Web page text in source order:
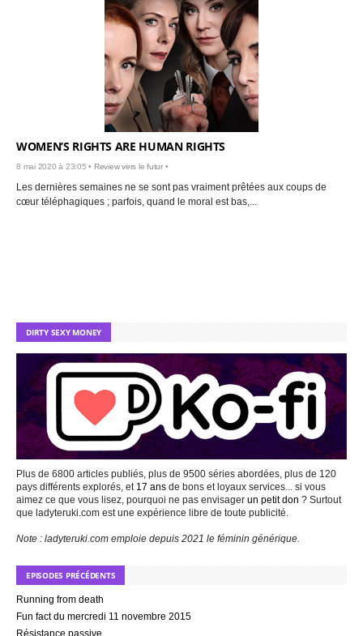
WOMEN’S RIGHTS ARE HUMAN RIGHTS
8 mai 2020 à 23:05 • Review vers le futur•
Les dernières semaines ne se sont pas vraiment prêtées aux coups de
cœur téléphagiques ; parfois, quand le moral est bas,...
DIRTY SEXY MONEY
Plus de 6800 articles publiés, plus de 9500 séries abordées, plus de 120
pays différents explorés, et 17 ans de bons et loyaux services... si vous
aimez ce que vous lisez, pourquoi ne pas envisager un petit don ? Surtout
que ladyteruki.com est une expérience libre de toute publicité.
Note : ladyteruki.com emploie depuis 2021 le féminin générique.
EPISODES PRÉCÉDENTS
Running from death
Fun fact du mercredi 11 novembre 2015
Résistance passive